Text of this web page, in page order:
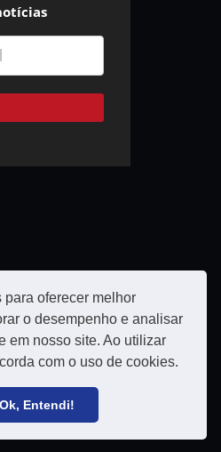
oferecer melhor
o desempenho e analisar
em nosso site. Ao utilizar
com o uso de cookies.
Ok, Entendi!
privacidade Filie-se